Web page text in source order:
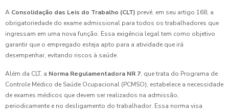
A Consolidação das Leis do Trabalho (CLT) prevê, em seu artigo 168, a
obrigatoriedade do exame admissional para todos os trabalhadores que
ingressam em uma nova função. Essa exigência legal tem como objetivo
garantir que o empregado esteja apto para a atividade que irá
desempenhar, evitando riscos à saúde.
Além da CLT, a Norma Regulamentadora NR 7, que trata do Programa de
Controle Médico de Saúde Ocupacional (PCMSO), estabelece a necessidade
de exames médicos que devem ser realizados na admissão,
periodicamente e no desligamento do trabalhador. Essa norma visa